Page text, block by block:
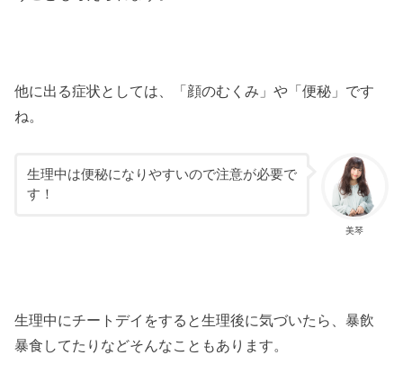
他に出る症状としては、「顔のむくみ」や「便秘」です
ね。
美琴
生理中は便秘になりやすいので注意が必要で
す！
生理中にチートデイをすると生理後に気づいたら、暴飲
暴食してたりなどそんなこともあります。